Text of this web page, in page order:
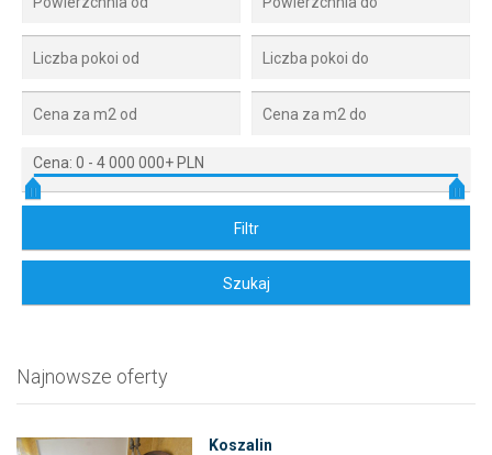
Cena: 0 - 4 000 000+ PLN
Najnowsze oferty
Koszalin